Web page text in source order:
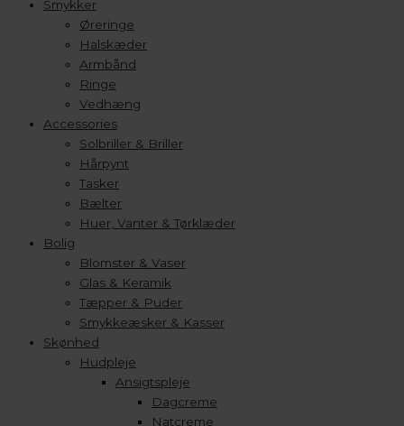
Smykker
Øreringe
Halskæder
Armbånd
Ringe
Vedhæng
Accessories
Solbriller & Briller
Hårpynt
Tasker
Bælter
Huer, Vanter & Tørklæder
Bolig
Blomster & Vaser
Glas & Keramik
Tæpper & Puder
Smykkeæsker & Kasser
Skønhed
Hudpleje
Ansigtspleje
Dagcreme
Natcreme